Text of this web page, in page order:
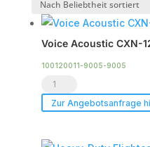
Voice Acoustic CXN-
100120011-9005-9005
Voice
Acoustic
12
Zur Angebotsanfrage